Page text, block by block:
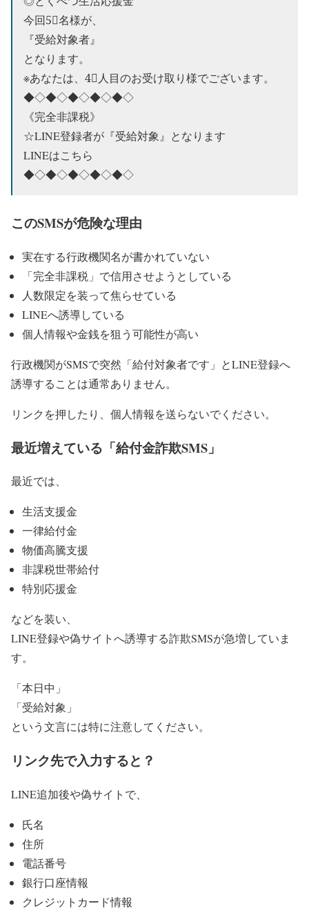
今回5⃣名様が、
『受給対象者』
となります。
※あなたは、4⃣人目のお受け取り様でございます。
◆◇◆◇◆◇◆◇◆◇
《完全非課税》
☆LINE登録者が『受給対象』となります
LINEはこちら
◆◇◆◇◆◇◆◇◆◇
このSMSが危険な理由
実在する行政機関名が書かれていない
「完全非課税」で信用させようとしている
人数限定を装って焦らせている
LINEへ誘導している
個人情報や金銭を狙う可能性が高い
行政機関がSMSで突然「給付対象者です」とLINE登録へ
誘導することは通常ありません。
リンクを押したり、個人情報を送らないでください。
最近増えている「給付金詐欺SMS」
最近では、
生活支援金
一律給付金
物価高騰支援
非課税世帯給付
特別応援金
などを装い、
LINE登録や偽サイトへ誘導する詐欺SMSが急増していま
す。
「本日中」
「受給対象」
という文言には特に注意してください。
リンク先で入力すると？
LINE追加後や偽サイトで、
氏名
住所
電話番号
銀行口座情報
クレジットカード情報